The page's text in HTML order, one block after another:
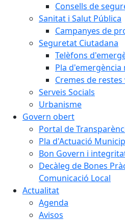
Consells de
Sanitat i Salut Pública
Campanyes de
Seguretat Ciutadana
Telèfons
Pla d'emergència
Cremes de restes
Serveis Socials
Urbanisme
Govern obert
Portal de
Pla d'Actuació
Bon Govern i
Decàleg de Bones
Comunicació Local
Actualitat
Agenda
Avisos